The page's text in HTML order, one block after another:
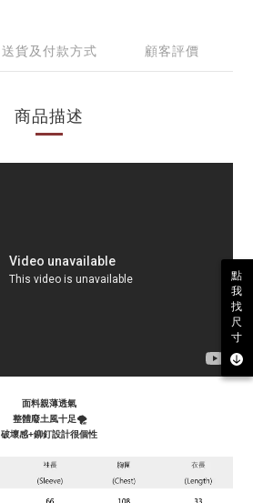
送貨及付款方式 顧客評價
商品描述
面料親薄透氣
整體廢土風十足🌪️
破壞感+鉚釘設計很個性
點
我
找
尺
寸